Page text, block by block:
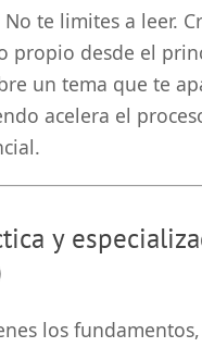
No te limites a leer.
propio desde el
un tema que te
acelera el
y
los